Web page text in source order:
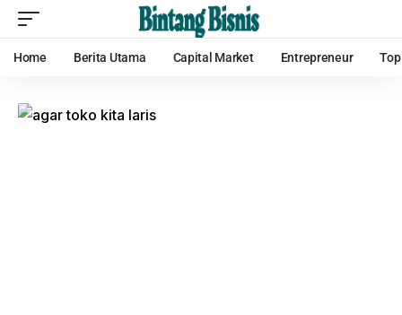
Home Berita Utama Capital Market Entrepreneur